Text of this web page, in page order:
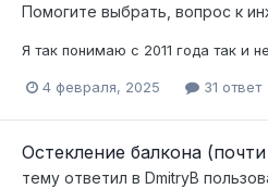
Помогите выбрать, вопрос к
Я так понимаю с 2011 года так и
4 февраля, 2025 31 ответ
Остекление балкона
тему ответил в DmitryB